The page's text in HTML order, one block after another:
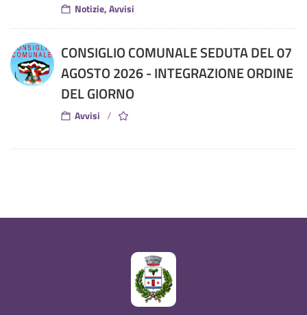
Notizie, Avvisi
CONSIGLIO COMUNALE SEDUTA DEL 07
AGOSTO 2026 - INTEGRAZIONE ORDINE
DEL GIORNO
Avvisi